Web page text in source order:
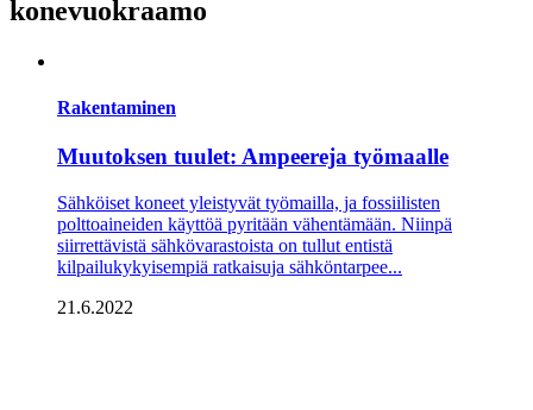
konevuokraamo
Rakentaminen
Muutoksen tuulet: Ampeereja työmaalle
Sähköiset koneet yleistyvät työmailla, ja fossiilisten
polttoaineiden käyttöä pyritään vähentämään. Niinpä
siirrettävistä sähkövarastoista on tullut entistä
kilpailukykyisempiä ratkaisuja sähköntarpee...
21.6.2022